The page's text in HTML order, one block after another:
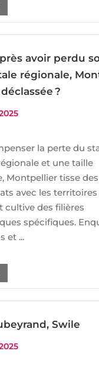
avoir perdu
régionale,
?
la perte du
et une taille
Montpellier tisse des
avec les territoires
cultive des filières
spécifiques.
et ...
Swile